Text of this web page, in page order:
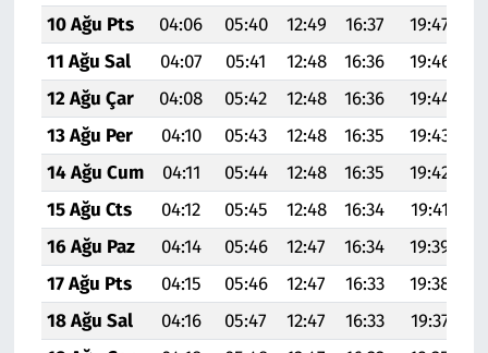
10 Ağu Pts
04:06 05:40 12:49 16:37 19:47
11 Ağu Sal
04:07 05:41 12:48 16:36 19:46
12 Ağu Çar
04:08 05:42 12:48 16:36 19:44
13 Ağu Per
04:10 05:43 12:48 16:35 19:43
14 Ağu Cum
04:11 05:44 12:48 16:35 19:42
15 Ağu Cts
04:12 05:45 12:48 16:34 19:41
16 Ağu Paz
04:14 05:46 12:47 16:34 19:39
17 Ağu Pts
04:15 05:46 12:47 16:33 19:38
18 Ağu Sal
04:16 05:47 12:47 16:33 19:37